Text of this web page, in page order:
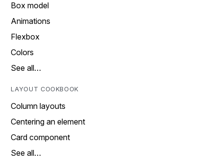
Box model
Animations
Flexbox
Colors
See all…
LAYOUT COOKBOOK
Column layouts
Centering an element
Card component
See all…